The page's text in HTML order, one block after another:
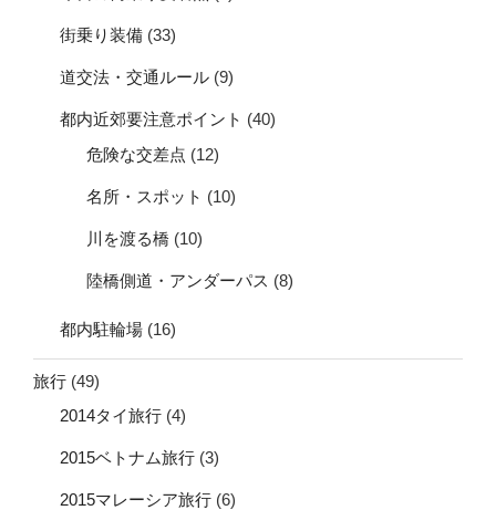
街乗り装備 (33)
道交法・交通ルール (9)
都内近郊要注意ポイント (40)
危険な交差点 (12)
名所・スポット (10)
川を渡る橋 (10)
陸橋側道・アンダーパス (8)
都内駐輪場 (16)
旅行 (49)
2014タイ旅行 (4)
2015ベトナム旅行 (3)
2015マレーシア旅行 (6)